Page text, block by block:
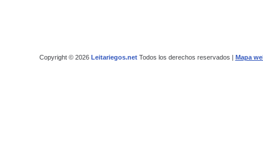
Copyright © 2026 Leitariegos.netTodos los derechos reservados | Mapa